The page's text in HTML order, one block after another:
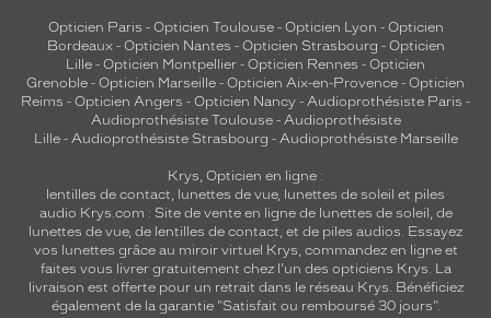
Opticien Paris - Opticien Toulouse- Opticien Lyon - Opticien
Bordeaux- Opticien Nantes - Opticien Strasbourg - Opticien
Lille - Opticien Montpellier - Opticien Rennes - Opticien
Grenoble - Opticien Marseille - Opticien Aix-en-Provence - Opticien
Reims - Opticien Angers - Opticien Nancy - Audioprothésiste Paris -
Audioprothésiste Toulouse- Audioprothésiste
Lille- Audioprothésiste Strasbourg - Audioprothésiste Marseille
Krys, Opticien en ligne :
lentilles de contact, lunettes de vue, lunettes de soleil et piles
audio Krys.com : Site de vente en ligne de lunettes de soleil, de
lunettes de vue, de lentilles de contact, et de piles audios. Essayez
vos lunettes grâce au miroir virtuel Krys, commandez en ligne et
faites vous livrer gratuitement chez l'un des opticiens Krys. La
livraison est offerte pour un retrait dans le réseau Krys. Bénéficiez
également de la garantie "Satisfait ou remboursé 30 jours".